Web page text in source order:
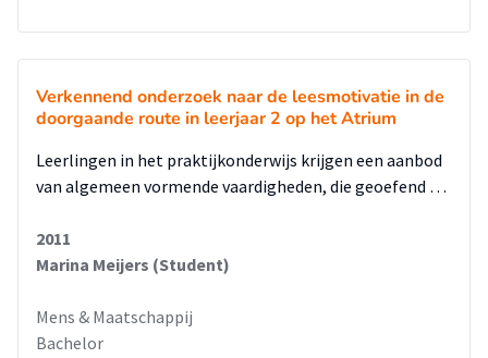
Verkennend onderzoek naar de leesmotivatie in de
doorgaande route in leerjaar 2 op het Atrium
Leerlingen in het praktijkonderwijs krijgen een aanbod
van algemeen vormende vaardigheden, die geoefend …
2011
Marina Meijers (Student)
Mens & Maatschappij
Bachelor